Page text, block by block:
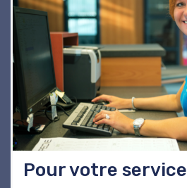
Pour votre service